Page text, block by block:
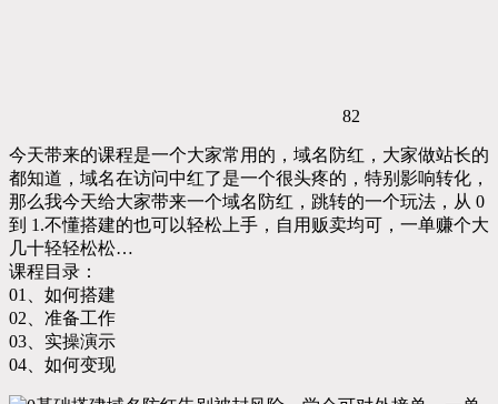
82
今天带来的课程是一个大家常用的，域名防红，大家做站长的
都知道，域名在访问中红了是一个很头疼的，特别影响转化，
那么我今天给大家带来一个域名防红，跳转的一个玩法，从 0
到 1.不懂搭建的也可以轻松上手，自用贩卖均可，一单赚个大
几十轻轻松松…
课程目录：
01、如何搭建
02、准备工作
03、实操演示
04、如何变现